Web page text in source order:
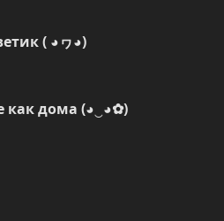
( ◕ヮ◕)
как дома (◕‿◕✿)